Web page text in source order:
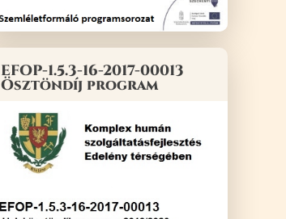
EFOP-1.5.3-16-2017-00013
Ösztöndíj program